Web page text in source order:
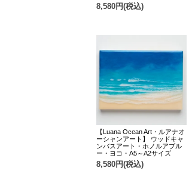
8,580円(税込)
【Luana Ocean Art・ルアナオ
ーシャンアート】 ウッドキャ
ンバスアート・ホノルアブル
ー・ヨコ・A5～A2サイズ
8,580円(税込)